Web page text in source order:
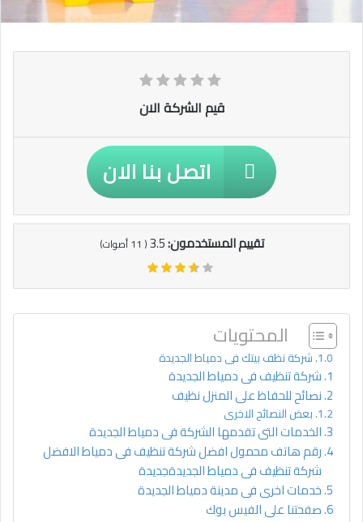
قيم الشركة الان
اتصل بنا الان
تقييم المستخدمون:3.5
(
11أصوات)
المحتويات
شركة نظف بيتك فى دمياط الجديدة
شركة تنظيف فى دمياط الجديدة
نصائح للحفاظ على المنزل نظيف
بعض النصائح الاخرى
الخدمات التى تقدمها الشركة فى دمياط الجديدة
رقم هاتف محمول افضل شركة تنظيف فى دمياط الافضل
شركة تنظيف فى دمياط الجديدةجديدة
خدمات اخرى فى مدينة دمياط الجديدة
صفحتنا على الفيس بوك